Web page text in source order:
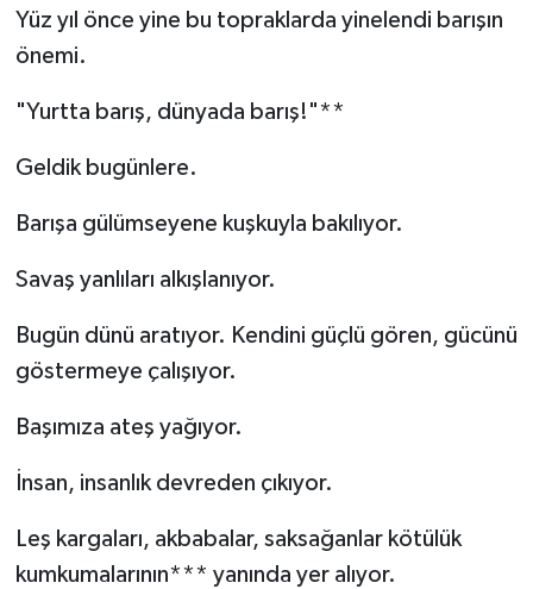
Yüz yıl önce yine bu topraklarda yinelendi barışın
önemi.
"Yurtta barış, dünyada barış!"**
Geldik bugünlere.
Barışa gülümseyene kuşkuyla bakılıyor.
Savaş yanlıları alkışlanıyor.
Bugün dünü aratıyor. Kendini güçlü gören, gücünü
göstermeye çalışıyor.
Başımıza ateş yağıyor.
İnsan, insanlık devreden çıkıyor.
Leş kargaları, akbabalar, saksağanlar kötülük
kumkumalarının*** yanında yer alıyor.
Oğuzlar
Osmancık
Sungurlu
Uğurludağ
Sağlık